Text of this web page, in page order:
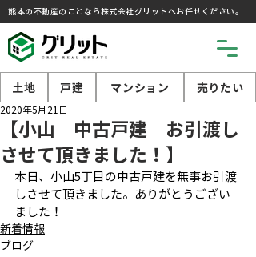
土地 戸建 マンション 売りたい
熊本の不動産のことなら株式会社グリットへお任せください。
【小山 中古戸建 お引渡し
させて頂きました！】
2020年5月21日
本日、小山5丁目の中古戸建を無事お引渡
しさせて頂きました。ありがとうござい
ました！
新着情報
ブログ